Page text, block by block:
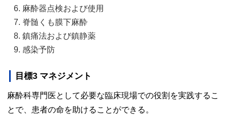
麻酔器点検および使用
脊髄くも膜下麻酔
鎮痛法および鎮静薬
感染予防
目標3 マネジメント
麻酔科専門医として必要な臨床現場での役割を実践するこ
とで、患者の命を助けることができる。